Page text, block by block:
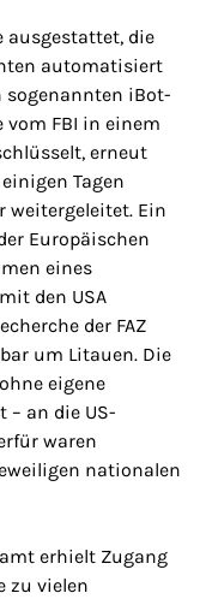
ausgestattet, die
automatisiert
iBot-
FBI in einem
erneut
Tagen
weitergeleitet. Ein
Europäischen
eines
den USA
der FAZ
um Litauen. Die
eigene
– an die US-
waren
nationalen
erhielt Zugang
zu vielen